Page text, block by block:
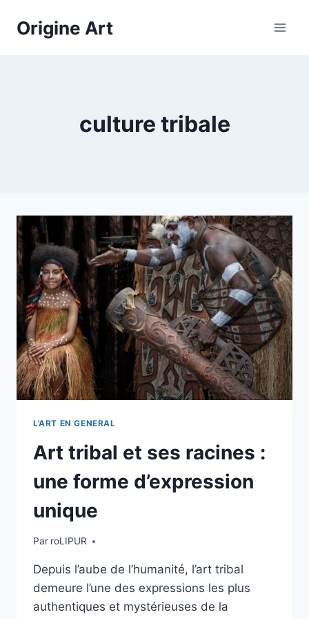
Origine Art
culture tribale
L'ART EN GENERAL
Art tribal et ses racines :
une forme d’expression
unique
Par roLIPUR
Depuis l’aube de l’humanité, l’art tribal
demeure l’une des expressions les plus
authentiques et mystérieuses de la